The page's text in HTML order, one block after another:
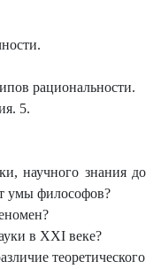
рациональности.
5.
научного знания до
умы философов?
в ХХI веке?
теоретического